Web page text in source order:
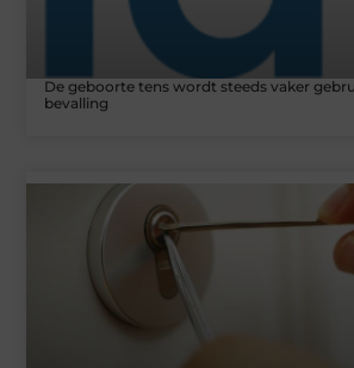
De geboorte tens wordt steeds vaker
bevalling